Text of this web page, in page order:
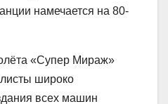
намечается на 80-
«Супер Мираж»
широко
всех машин